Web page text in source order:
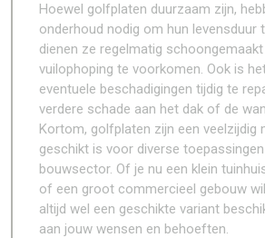
Hoewel golfplaten duurzaam zijn,
onderhoud nodig om hun levensduur
dienen ze regelmatig
vuilophoping te voorkomen. Ook is
eventuele beschadigingen tijdig te
verdere schade aan het dak of de
Kortom, golfplaten zijn een veelzijdig
geschikt is voor diverse
bouwsector. Of je nu een klein
of een groot commercieel gebouw
altijd wel een geschikte variant
aan jouw wensen en behoeften.